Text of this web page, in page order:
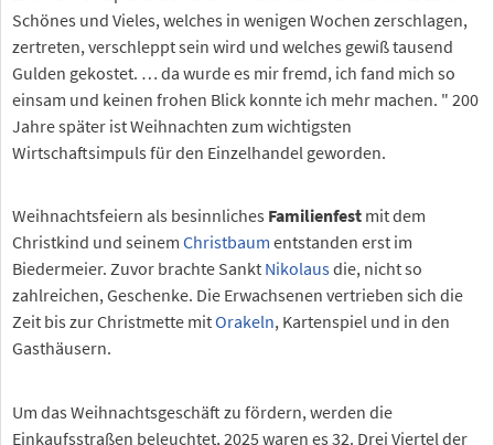
Schönes und Vieles, welches in wenigen Wochen zerschlagen,
zertreten, verschleppt sein wird und welches gewiß tausend
Gulden gekostet. … da wurde es mir fremd, ich fand mich so
einsam und keinen frohen Blick konnte ich mehr machen. " 200
Jahre später ist Weihnachten zum wichtigsten
Wirtschaftsimpuls für den Einzelhandel geworden.
Weihnachtsfeiern als besinnliches Familienfest mit dem
Christkind und seinem Christbaum entstanden erst im
Biedermeier. Zuvor brachte Sankt Nikolausdie, nicht so
zahlreichen, Geschenke. Die Erwachsenen vertrieben sich die
Zeit bis zur Christmette mitOrakeln, Kartenspiel und in den
Gasthäusern.
Um das Weihnachtsgeschäft zu fördern, werden die
Einkaufsstraßen beleuchtet, 2025 waren es 32. Drei Viertel der